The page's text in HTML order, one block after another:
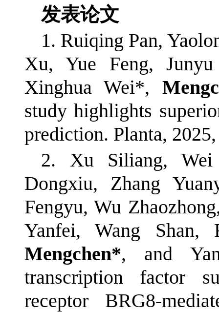
发表论文
1. Ruiqing Pan,
Xu, Yue Feng,
Xinghua Wei*,
study highlights
prediction. Planta,
2. Xu Siliang, Wei
Dongxiu, Zhang
Fengyu, Wu
Yanfei, Wang
Mengchen*, and
transcription factor
receptor BRG8-